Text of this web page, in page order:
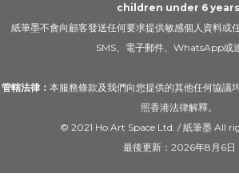
children under 6
紙筆墨不會向顧客發送任何要求提供敏感個人資料或
SMS、電子郵件、WhatsApp或
管轄法律： 本服務條款及我們向您提供的其他任何協議
照香港法律解釋。
© 2021 Ho Art Space Ltd. / 紙筆墨 All
最後更新：2026年8月6日